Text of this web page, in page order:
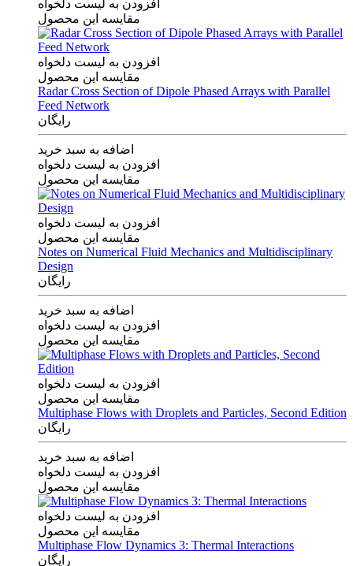
افزودن به لیست دلخواه
مقایسه این محصول
افزودن به لیست دلخواه
مقایسه این محصول
Radar Cross Section of Dipole Phased Arrays with Parallel
Feed Network
رایگان
اضافه به سبد خرید
افزودن به لیست دلخواه
مقایسه این محصول
افزودن به لیست دلخواه
مقایسه این محصول
Notes on Numerical Fluid Mechanics and Multidisciplinary
Design
رایگان
اضافه به سبد خرید
افزودن به لیست دلخواه
مقایسه این محصول
افزودن به لیست دلخواه
مقایسه این محصول
Multiphase Flows with Droplets and Particles, Second Edition
رایگان
اضافه به سبد خرید
افزودن به لیست دلخواه
مقایسه این محصول
افزودن به لیست دلخواه
مقایسه این محصول
Multiphase Flow Dynamics 3: Thermal Interactions
رایگان